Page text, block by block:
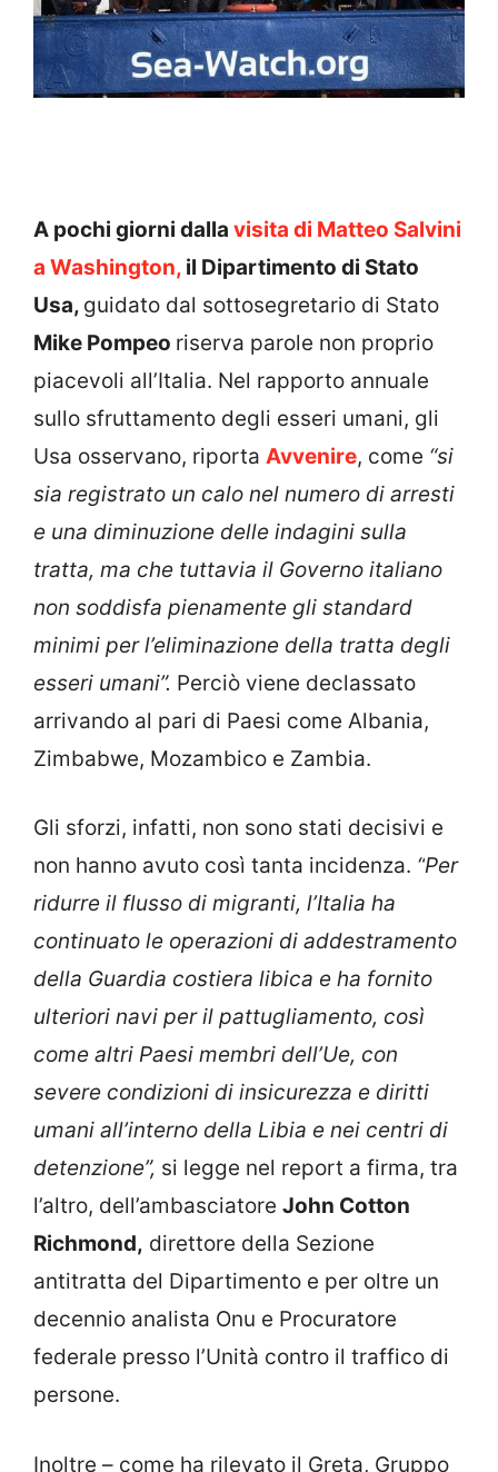
A pochi giorni dalla visita di Matteo Salvini
a Washington, il Dipartimento di Stato
Usa, guidato dal sottosegretario di Stato
Mike Pompeo riserva parole non proprio
piacevoli all’Italia. Nel rapporto annuale
sullo sfruttamento degli esseri umani, gli
Usa osservano, riporta Avvenire, come “si
sia registrato un calo nel numero di arresti
e una diminuzione delle indagini sulla
tratta, ma che tuttavia il Governo italiano
non soddisfa pienamente gli standard
minimi per l’eliminazione della tratta degli
esseri umani”. Perciò viene declassato
arrivando al pari di Paesi come Albania,
Zimbabwe, Mozambico e Zambia.
Gli sforzi, infatti, non sono stati decisivi e
non hanno avuto così tanta incidenza. “Per
ridurre il flusso di migranti, l’Italia ha
continuato le operazioni di addestramento
della Guardia costiera libica e ha fornito
ulteriori navi per il pattugliamento, così
come altri Paesi membri dell’Ue, con
severe condizioni di insicurezza e diritti
umani all’interno della Libia e nei centri di
detenzione”, si legge nel report a firma, tra
l’altro, dell’ambasciatore John Cotton
Richmond, direttore della Sezione
antitratta del Dipartimento e per oltre un
decennio analista Onu e Procuratore
federale presso l’Unità contro il traffico di
persone.
Inoltre – come ha rilevato il Greta, Gruppo